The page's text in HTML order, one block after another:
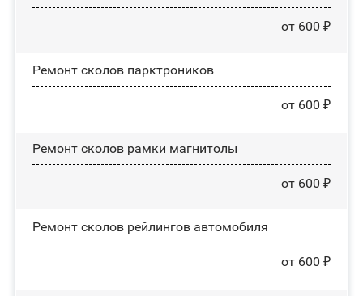
от 600 ₽
Ремонт сколов парктроников
от 600 ₽
Ремонт сколов рамки магнитолы
от 600 ₽
Ремонт сколов рейлингов автомобиля
от 600 ₽